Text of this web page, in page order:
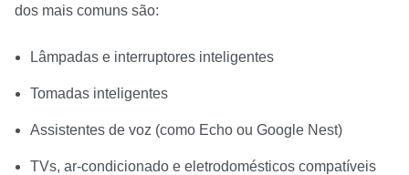
dos mais comuns são:
Lâmpadas e interruptores inteligentes
Tomadas inteligentes
Assistentes de voz (como Echo ou Google Nest)
TVs, ar-condicionado e eletrodomésticos compatíveis